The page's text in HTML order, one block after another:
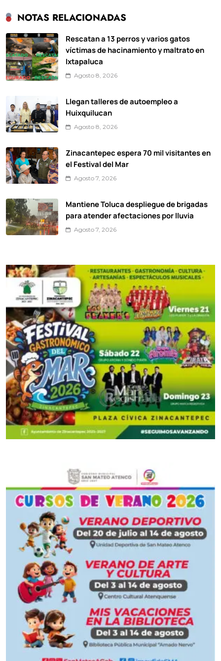
NOTAS RELACIONADAS
Rescatan a 13 perros y varios gatos
víctimas de hacinamiento y maltrato en
Ixtapaluca
Agosto 8, 2026
Llegan talleres de autoempleo a
Huixquilucan
Agosto 8, 2026
Zinacantepec espera 70 mil visitantes en
el Festival del Mar
Agosto 7, 2026
Mantiene Toluca despliegue de brigadas
para atender afectaciones por lluvia
Agosto 7, 2026